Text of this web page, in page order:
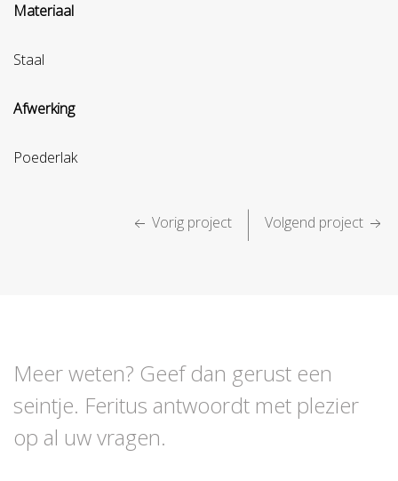
Materiaal
Staal
Afwerking
Poederlak
Vorig project | Volgend project
Meer weten? Geef dan gerust een
seintje. Feritus antwoordt met plezier
op al uw vragen.